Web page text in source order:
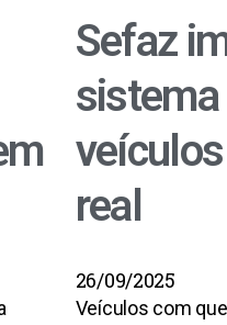
Sefaz
real
26/09/2025
Veículos com